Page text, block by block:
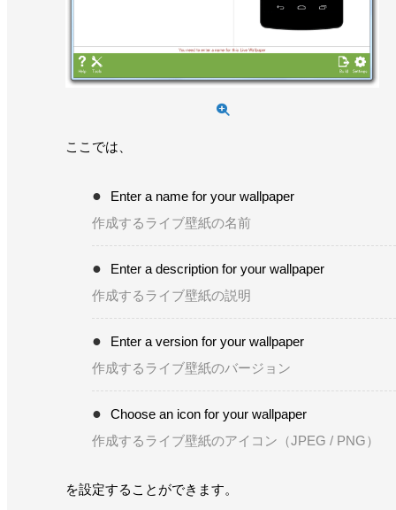
ここでは、
Enter a name for your wallpaper
作成するライブ壁紙の名前
Enter a description for your wallpaper
作成するライブ壁紙の説明
Enter a version for your wallpaper
作成するライブ壁紙のバージョン
Choose an icon for your wallpaper
作成するライブ壁紙のアイコン（JPEG / PNG）
を設定することができます。